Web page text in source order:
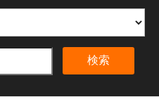
検索